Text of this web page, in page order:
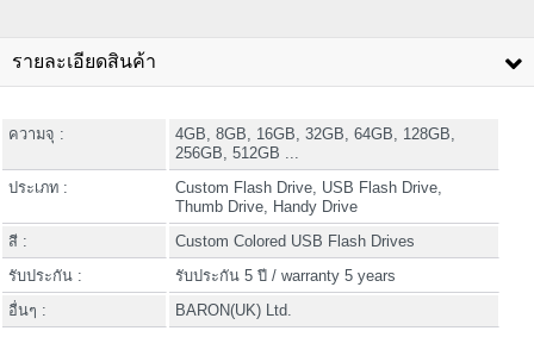
รายละเอียดสินค้า
ความจุ :
4GB, 8GB, 16GB, 32GB, 64GB, 128GB,
256GB, 512GB ...
ประเภท :
Custom Flash Drive, USB Flash Drive,
Thumb Drive, Handy Drive
สี :
Custom Colored USB Flash Drives
รับประกัน :
รับประกัน 5 ปี / warranty 5 years
อื่นๆ :
BARON(UK) Ltd.